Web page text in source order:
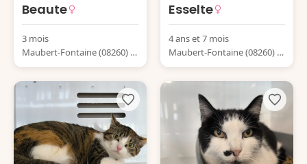
Beaute
3 mois
Maubert-Fontaine (08260) Fr
ance
Esselte
4 ans et 7 mois
Maubert-Fontaine (08260) Fr
ance